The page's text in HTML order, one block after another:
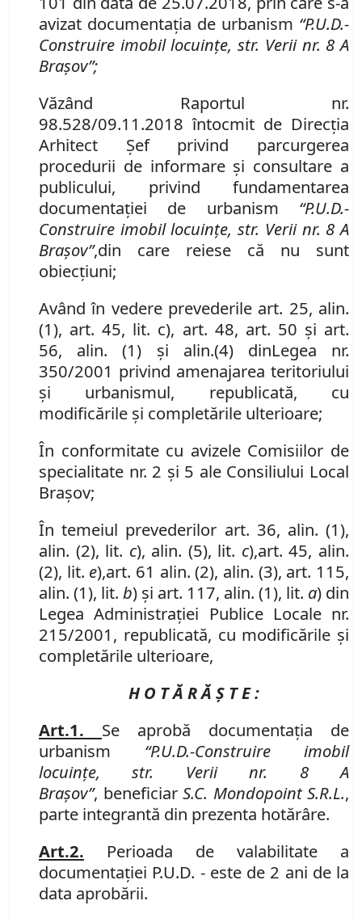
avizat documentaţia de urbanism “P.U.D.-
Construire imobil locuinţe, str. Veriinr. 8 A
Braşov”;
Văzând Raportul nr.
98.528/09.11.2018 întocmit de Direcţia
Arhitect Şef privind parcurgerea
procedurii de informare şi consultare a
publicului, privind fundamentarea
documentaţiei de urbanism “P.U.D.-
Construire imobil locuinţe, str. Veriinr. 8 A
Braşov”,din care reiese că nu sunt
obiecţiuni;
Având în vedere prevederile art. 25, alin.
(1), art. 45, lit. c), art. 48, art. 50 şi art.
56, alin. (1) şi alin.(4) dinLegea nr.
350/2001 privind amenajarea teritoriului
şi urbanismul, republicată, cu
modificările şi completările ulterioare;
În conformitate cu avizele Comisiilor de
specialitate nr. 2 și 5 ale Consiliului Local
Brașov;
În temeiul prevederilor art. 36, alin. (1),
alin. (2), lit. c), alin. (5), lit. c),art. 45, alin.
(2), lit. e),art. 61 alin. (2), alin. (3), art. 115,
alin. (1), lit. b) şi art. 117, alin. (1), lit. a) din
Legea Administraţiei Publice Locale nr.
215/2001, republicată, cu modificările și
completările ulterioare,
H O T Ă R Ă Ş T E :
Art.1. Se aprobă documentaţia de
urbanism “P.U.D.-Construire imobil
locuinţe, str. Veriinr. 8 A
Braşov”, beneficiarS.C. Mondopoint S.R.L.,
parte integrantă din prezenta hotărâre.
Art.2. Perioada de valabilitate a
documentaţiei P.U.D. - este de 2 ani de la
data aprobării.